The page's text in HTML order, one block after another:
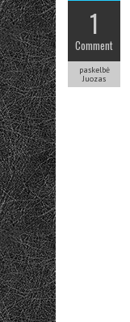
1
Comment
paskelbė
Juozas